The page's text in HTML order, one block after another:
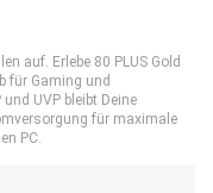
auf. Erlebe 80 PLUS Gold
für Gaming und
UVP bleibt Deine
für maximale
PC.